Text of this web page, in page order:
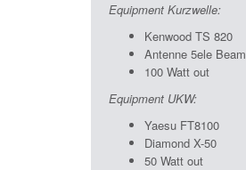
Equipment Kurzwelle:
Kenwood TS 820
Antenne 5ele Beam
100 Watt out
Equipment UKW:
Yaesu FT8100
Diamond X-50
50 Watt out